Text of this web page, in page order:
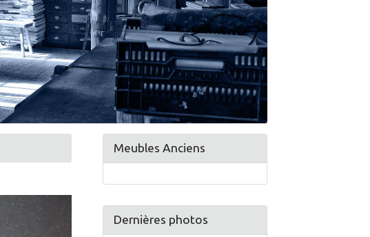
Meubles Anciens
Dernières photos